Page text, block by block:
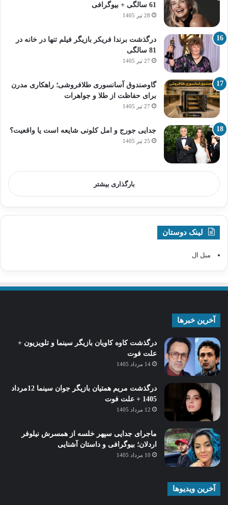
61 سالگی + بیوگرافی
28 تیر 1405
درگذشت برندا فریکر بازیگر فیلم تنها در خانه در
81 سالگی
27 تیر 1405
گاوصندوق آسانسوری طلافروشی؛ راهکاری مدرن
برای حفاظت از طلا و جواهرات
27 تیر 1405
جدایی جورج و امل کلونی شایعه است یا واقعیت؟
25 تیر 1405
بارگذاری بیشتر
لینک دوستان
مبل ال
آخرین خبرها
درگذشت کاوه کاویان بازیگر سینما و تلویزیون +
علت فوت
14 مرداد 1405
درگذشت مریم همتیان بازیگر جوان سینما 12مرداد
1405 + علت فوت
12 مرداد 1405
ماجرای جدایی سپهر خلسه از همسرش نیلوفر
اردلان؛ بیوگرافی و داستان آشنایی
10 مرداد 1405
آخرین ویدیوها